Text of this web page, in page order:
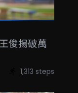
俊揚破萬
1,313 steps